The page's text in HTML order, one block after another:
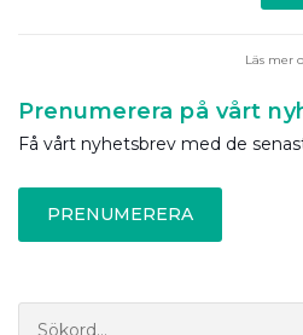
Läs mer
Prenumerera på vårt
Få vårt nyhetsbrev med de
PRENUMERERA